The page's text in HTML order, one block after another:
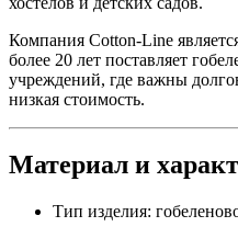
Компания Cotton-Line
более 20 лет поставляет
учреждений, где важны
низкая стоимость.
Материал и
Тип изделия: